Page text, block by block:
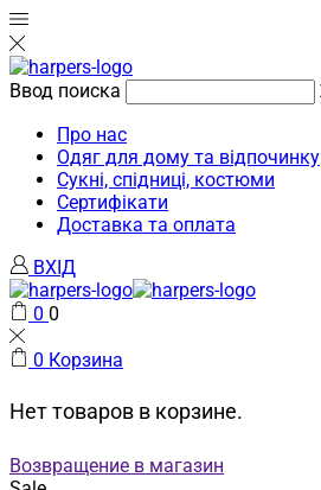
Ввод поиска
Про нас
Одяг для дому та відпочинку
Сукні, спідниці, костюми
Сертифікати
Доставка та оплата
ВХIД
0 0
0 Корзина
Нет товаров в корзине.
Возвращение в магазин